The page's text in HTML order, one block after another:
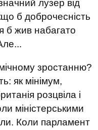
лузер від
б доброчесність
б жив набагато
зростанню?
як мінімум,
розцвіла і
міністерськими
Коли парламент